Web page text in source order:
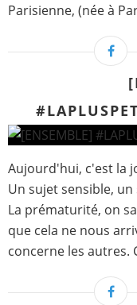
Parisienne, (née à
Aujourd'hui, c'est la
Un sujet sensible,
La prématurité, on
que cela ne nous
concerne les autres.